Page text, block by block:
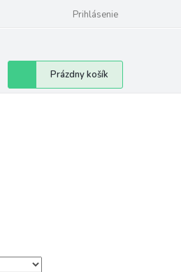
Prihlásenie
Nákupný
košík
Prázdny košík